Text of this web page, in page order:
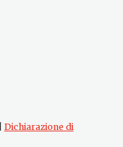
Dichiarazione di